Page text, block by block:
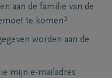
aan de familie van de
te komen?
worden aan de
mijn e-mailadres